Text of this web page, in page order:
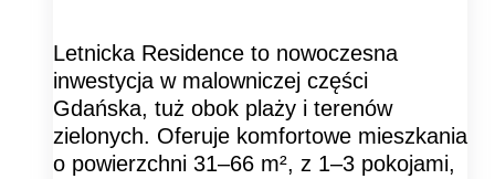
Letnicka Residence to nowoczesna
inwestycja w malowniczej części
Gdańska, tuż obok plaży i terenów
zielonych. Oferuje komfortowe mieszkania
o powierzchni 31–66 m², z 1–3 pokojami,